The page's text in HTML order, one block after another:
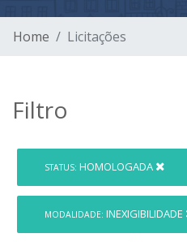
Home Licitações
Filtro
STATUS: HOMOLOGADA
MODALIDADE: INEXIGIBILIDADE